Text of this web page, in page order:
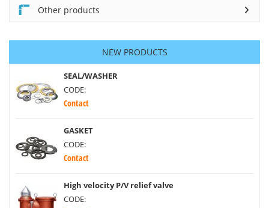
Other products
NEW PRODUCTS
SEAL/WASHER
CODE:
Contact
GASKET
CODE:
Contact
High velocity P/V relief valve
CODE: